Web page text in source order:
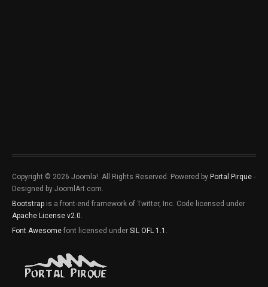
Copyright © 2026 Joomla!. All Rights Reserved. Powered by Portal Pirque -
Designed by JoomlArt.com.
Bootstrap is a front-end framework of Twitter, Inc. Code licensed under
Apache License v2.0
Font Awesome font licensed under SIL OFL 1.1